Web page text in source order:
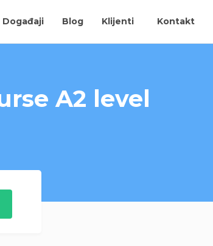
Događaji Blog Klijenti Kontakt
A2 level